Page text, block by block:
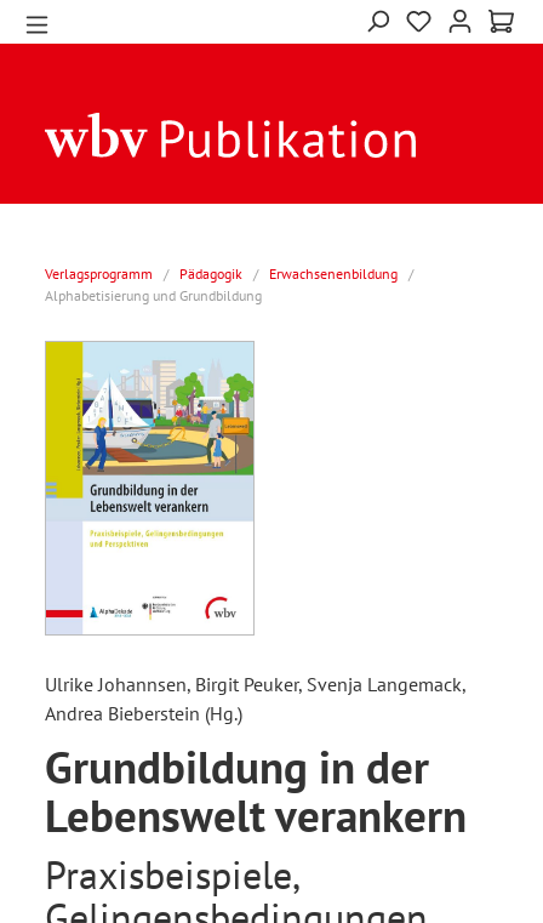
Verlagsprogramm / Pädagogik / Erwachsenenbildung /
Alphabetisierung und Grundbildung
Ulrike Johannsen, Birgit Peuker, Svenja Langemack,
Andrea Bieberstein (Hg.)
Grundbildung in der
Lebenswelt verankern
Praxisbeispiele,